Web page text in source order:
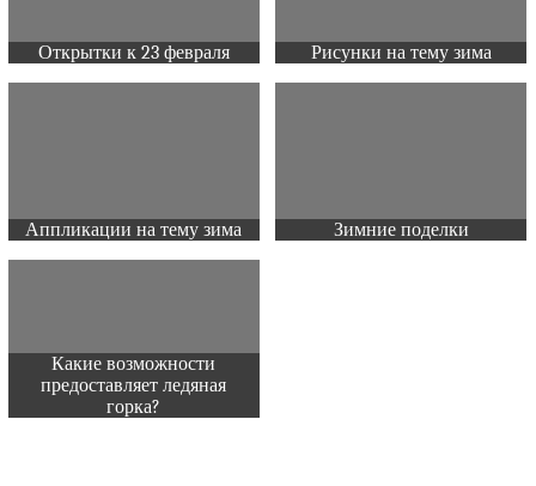
Открытки к 23 февраля Рисунки на тему зима
Аппликации на тему зима Зимние поделки
Какие возможности
предоставляет ледяная
горка?